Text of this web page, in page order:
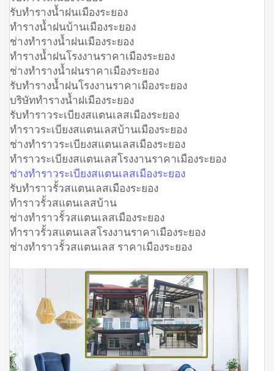
รับทำรางน้ำฝนเมืองระยอง
ทำรางน้ำฝนบ้านเมืองระยอง
ช่างทำรางน้ำฝนเมืองระยอง
ทำรางน้ำฝนโรงงานราคาเมืองระยอง
ช่างทำรางน้ำฝนราคาเมืองระยอง
รับทำรางน้ำฝนโรงงานราคาเมืองระยอง
บริษัททำรางน้ำฝเมืองระยอง
รับทำราวระเบียงสแตนเลสเมืองระยอง
ทำราวระเบียงสแตนเลสบ้านเมืองระยอง
ช่างทำราวระเบียงสแตนเลสเมืองระยอง
ทำราวระเบียงสแตนเลสโรงงานราคาเมืองระยอง
ช่างทำราวระเบียงสแตนเลสเมืองระยอง
รับทำราวรั้วสแตนเลสเมืองระยอง
ทำราวรั้วสแตนเลสบ้าน
ช่างทำราวรั้วสแตนเลสเมืองระยอง
ทำราวรั้วสแตนเลสโรงงานราคาเมืองระยอง
ช่างทำราวรั้วสแตนเลส ราคาเมืองระยอง